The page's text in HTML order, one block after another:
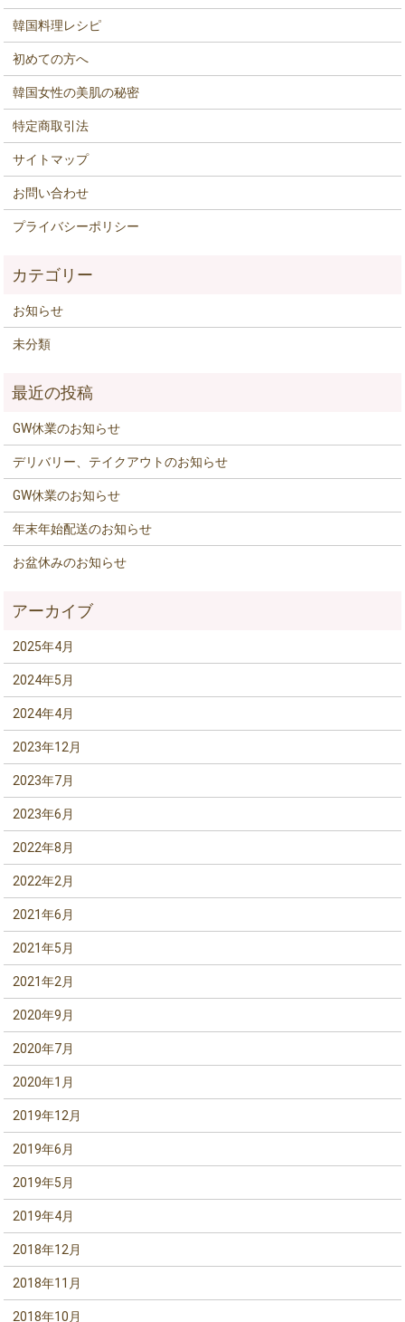
韓国料理レシピ
初めての方へ
韓国女性の美肌の秘密
特定商取引法
サイトマップ
お問い合わせ
プライバシーポリシー
お知らせ
未分類
GW休業のお知らせ
デリバリー、テイクアウトのお知らせ
GW休業のお知らせ
年末年始配送のお知らせ
お盆休みのお知らせ
2025年4月
2024年5月
2024年4月
2023年12月
2023年7月
2023年6月
2022年8月
2022年2月
2021年6月
2021年5月
2021年2月
2020年9月
2020年7月
2020年1月
2019年12月
2019年6月
2019年5月
2019年4月
2018年12月
2018年11月
2018年10月